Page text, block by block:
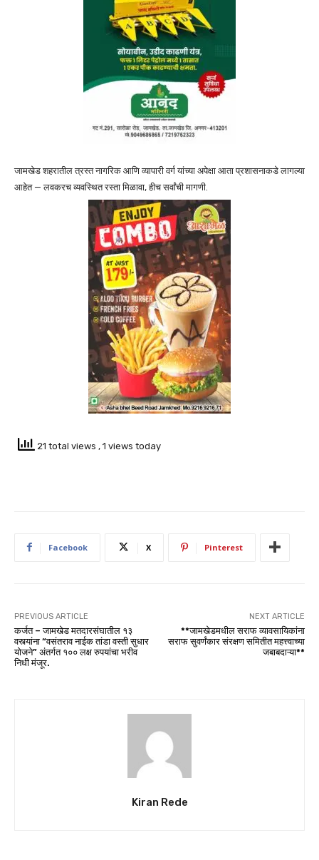
जामखेड शहरातील त्रस्त नागरिक आणि व्यापारी वर्ग यांच्या अपेक्षा आता प्रशासनाकडे लागल्या
आहेत — लवकरच व्यवस्थित रस्ता मिळावा, हीच सर्वांची मागणी.
21 total views , 1 views today
Facebook X Pinterest
PREVIOUS ARTICLE
कर्जत – जामखेड मतदारसंघातील १३
वस्त्यांना “वसंतराव नाईक तांडा वस्ती सुधार
योजने” अंतर्गत १०० लक्ष रुपयांचा भरीव
निधी मंजूर.
NEXT ARTICLE
**जामखेडमधील सराफ व्यावसायिकांना
सराफ सुवर्णंकार संरक्षण समितीत महत्त्वाच्या
जबाबदाऱ्या**
Kiran Rede